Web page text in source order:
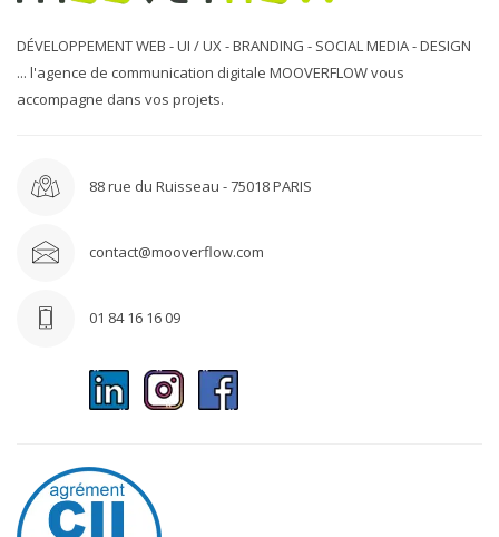
DÉVELOPPEMENT WEB - UI / UX - BRANDING - SOCIAL MEDIA - DESIGN
... l'agence de communication digitale MOOVERFLOW vous
accompagne dans vos projets.
88 rue du Ruisseau - 75018 PARIS
contact@mooverflow.com
01 84 16 16 09